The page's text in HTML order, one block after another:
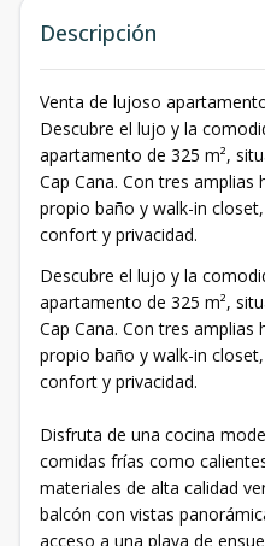
Descripción
Venta de lujoso
Descubre el lujo y la
apartamento de 325 m²,
Cap Cana. Con tres
propio baño y walk-in
confort y privacidad.
Descubre el lujo y la
apartamento de 325 m²,
Cap Cana. Con tres
propio baño y walk-in
confort y privacidad.
Disfruta de una cocina
comidas frías como
materiales de alta calidad
balcón con vistas
acceso a una playa de